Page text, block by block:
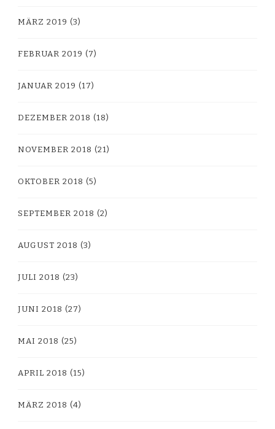
MÄRZ 2019 (3)
FEBRUAR 2019 (7)
JANUAR 2019 (17)
DEZEMBER 2018 (18)
NOVEMBER 2018 (21)
OKTOBER 2018 (5)
SEPTEMBER 2018 (2)
AUGUST 2018 (3)
JULI 2018 (23)
JUNI 2018 (27)
MAI 2018 (25)
APRIL 2018 (15)
MÄRZ 2018 (4)